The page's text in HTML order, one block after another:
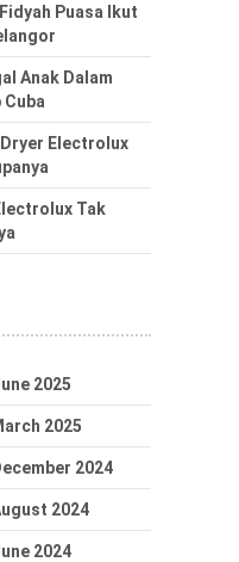
Puasa Ikut
Anak Dalam
Electrolux
Tak
2025
2025
2024
2024
2024